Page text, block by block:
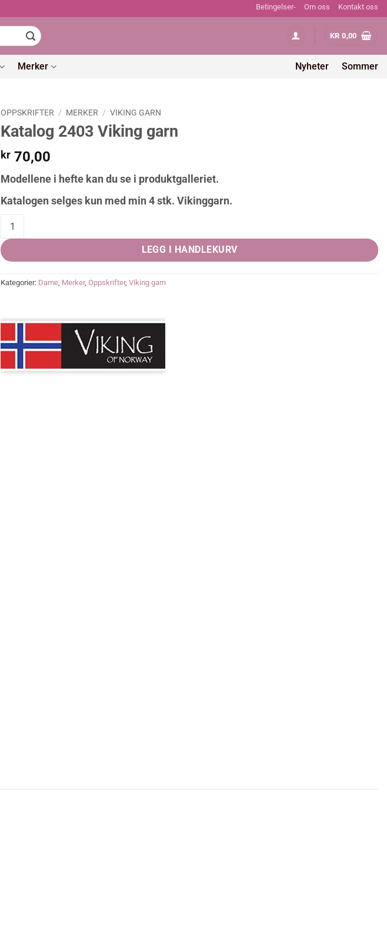
Betingelser- Om oss Kontakt oss
KR 0,00
Merker Nyheter Sommer
OPPSKRIFTER / MERKER / VIKING GARN
Katalog 2403 Viking garn
kr 70,00
Modellene i hefte kan du se i produktgalleriet.
Katalogen selges kun med min 4 stk. Vikinggarn.
Katalog 2403 Viking garn quantity
LEGG I HANDLEKURV
Kategorier: Dame, Merker, Oppskrifter, Viking garn